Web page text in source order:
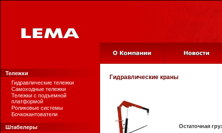
Тележки
Гидравлические тележки
Самоходные тележки
Тележки с подъемной
платформой
Роликовые системы
Бочкокантователи
Штабелеры
Гидравлические краны
Остаточная